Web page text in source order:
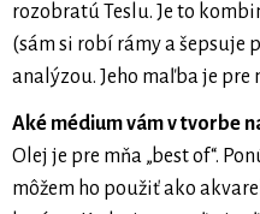
rozobratú Teslu. Je to
(sám si robí rámy a šepsuje
analýzou. Jeho maľba je pre
Aké médium vám v tvorbe
Olej je pre mňa „best of“.
môžem ho použiť ako